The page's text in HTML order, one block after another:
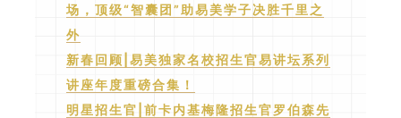
场，顶级“智囊团”助易美学子决胜千里之
外
新春回顾|易美独家名校招生官易讲坛系列
讲座年度重磅合集！
明星招生官|前卡内基梅隆招生官罗伯森先